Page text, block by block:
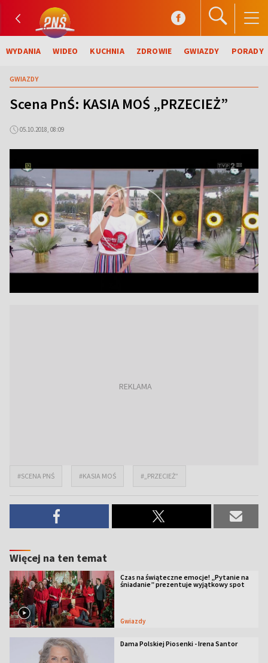
WYDANIA WIDEO KUCHNIA ZDROWIE GWIAZDY PORADY
GWIAZDY
Scena PnŚ: KASIA MOŚ „PRZECIEŻ”
05.10.2018, 08:09
#SCENA PNŚ #KASIA MOŚ #„PRZECIEŻ”
Więcej na ten temat
Czas na świąteczne emocje! „Pytanie na
śniadanie” prezentuje wyjątkowy spot
Gwiazdy
Dama Polskiej Piosenki - Irena Santor